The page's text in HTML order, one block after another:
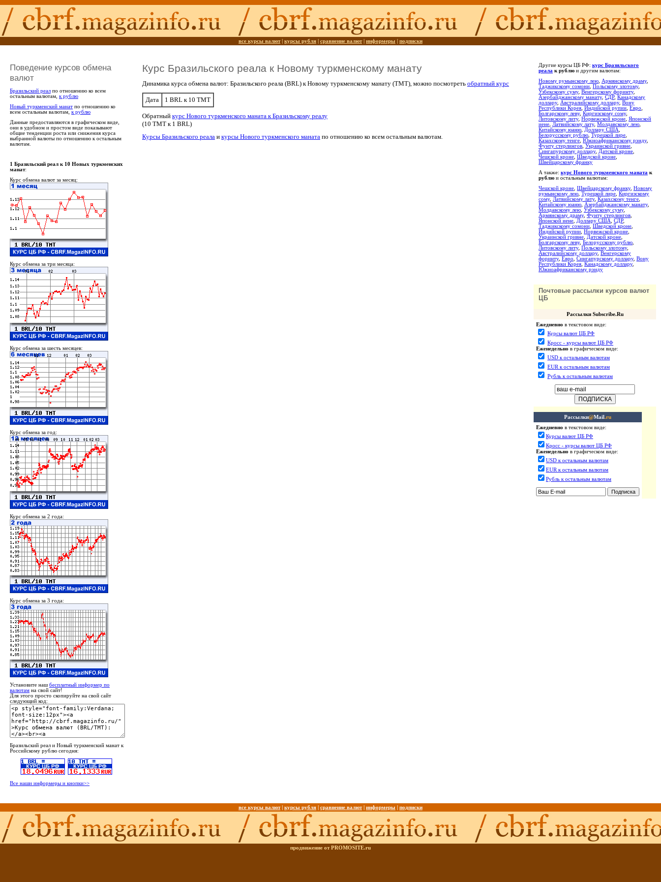
все курсы валют| курсы рубля сравнение валют| информеры подписки
Поведение курсов обмена
валют
Бразильский реал по отношению ко всем
остальным валютам, к рублю
Новый туркменский манат по отношению ко
всем остальным валютам, к рублю
Данные предоставляются в графическом виде,
они в удобном и простом виде показывают
общие тенденции роста или снижения курса
выбранной валюты по отношению к остальным
валютам.
Курс Бразильского реала к Новому туркменскому манату
Динамика курса обмена валют: Бразильского реала (BRL) к Новому туркменскому манату (TMT), можно посмотреть обратный курс
Дата 1 BRL к 10 TMT
Обратный курс Нового туркменского маната к Бразильскому реалу
(10 TMT к 1 BRL)
Курсы Бразильского реала и курсы Нового туркменского маната по отношению ко всем остальным валютам.
Другие курсы ЦБ РФ: курс Бразильского
реала к рублю и другим валютам:
Новому румынскому лею
Армянскому драму,
Таджикскому сомони Польскому злотому,
Узбекскому суму, Венгерскому форинту,
Азербайджанскому манату, СДР, Канадскому
доллару, Австралийскому доллару, Вону
Республики Корея Индийской рупии Евро
Болгарскому леву, Киргизскому сому,
Литовскому литу, Норвежской кроне
Японской
иене Латвийскому лату, Молдавскому лею
Китайскому юаню
Доллару США
Белорусскому рублю Турецкой лире
Казахскому тенге Южноафриканскому рэнду,
Фунту стерлингов Украинской гривне
Сингапурскому доллару, Датской кроне
Чешской кроне Шведской кроне
Швейцарскому франку
А также: курс Нового туркменского маната к
рублю и остальным валютам:
Чешской кроне Швейцарскому франку, Новому
румынскому лею Турецкой лире Киргизскому
сому, Латвийскому лату, Казахскому тенге
Китайскому юаню
Азербайджанскому манату,
Молдавскому лею Узбекскому суму,
Армянскому драму, Фунту стерлингов
Японской иене
Доллару США СДР,
Таджикскому сомони Шведской кроне
Индийской рупии Норвежской кроне
Украинской гривне
Датской кроне
Болгарскому леву, Белорусскому рублю
Литовскому литу, Польскому злотому,
Австралийскому доллару, Венгерскому
форинту, Евро Сингапурскому доллару, Вону
Республики Корея Канадскому доллару,
Южноафриканскому рэнду
Почтовые рассылки курсов валют
ЦБ
Рассылки Subscribe.Ru
Ежедневно в текстовом виде:
Курсы валют ЦБ РФ
Кросс - курсы валют ЦБ РФ
Еженедельно в графическом виде:
USD к остальным валютам
EUR к остальным валютам
Рубль к остальным валютам
Рассылки@Mail.ru
Ежедневно в текстовом виде:
Курсы валют ЦБ РФ
Кросс - курсы валют ЦБ РФ
Еженедельно в графическом виде:
USD к остальным валютам
EUR к остальным валютам
Рубль к остальным валютам
1 Бразильский реал к 10 Новых туркменских
манат:
Курс обмена валют за месяц:
Курс обмена за три месяца:
Курс обмена за шесть месяцев:
Курс обмена за год:
Курс обмена за 2 года:
Курс обмена за 3 года:
Установите наш бесплатный информер по
валютам на свой сайт!
Для этого просто скопируйте на свой сайт
следующий код:
Бразильский реал и Новый туркменский манат к
Российскому рублю сегодня:
Все наши информеры и кнопки>>
все курсы валют| курсы рубля сравнение валют| информеры подписки
продвижение от PROMOSITE.ru